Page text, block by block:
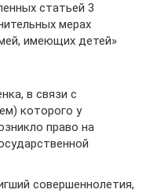
статьей 3
мерах
имеющих детей»
в связи с
которого у
право на
совершеннолетия,